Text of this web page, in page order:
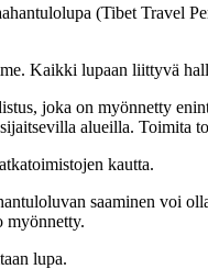
(Tibet Travel
Kaikki lupaan liittyvä
joka on myönnetty
alueilla. Toimita
kautta.
saaminen voi
myönnetty.
lupa.